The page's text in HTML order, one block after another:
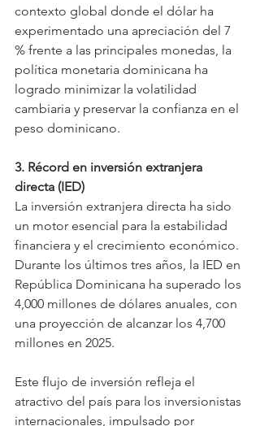
contexto global donde el dólar ha
experimentado una apreciación del 7
% frente a las principales monedas, la
política monetaria dominicana ha
logrado minimizar la volatilidad
cambiaria y preservar la confianza en el
peso dominicano.
3. Récord en inversión extranjera
directa (IED)
La inversión extranjera directa ha sido
un motor esencial para la estabilidad
financiera y el crecimiento económico.
Durante los últimos tres años, la IED en
República Dominicana ha superado los
4,000 millones de dólares anuales, con
una proyección de alcanzar los 4,700
millones en 2025.
Este flujo de inversión refleja el
atractivo del país para los inversionistas
internacionales, impulsado por